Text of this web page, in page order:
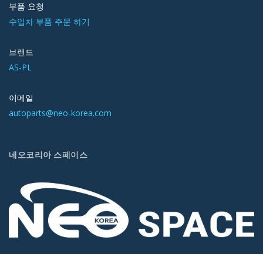
부품 요청
수입차 부품 주문 하기
브랜드
AS-PL
이메일
autoparts@neo-korea.com
네오코리아 스페이스